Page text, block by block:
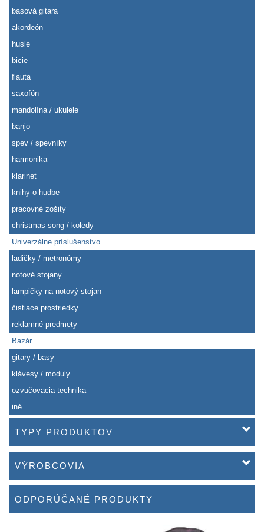
basová gitara
akordeón
husle
bicie
flauta
saxofón
mandolína / ukulele
banjo
spev / spevníky
harmonika
klarinet
knihy o hudbe
pracovné zošity
christmas song / koledy
Univerzálne príslušenstvo
ladičky / metronómy
notové stojany
lampičky na notový stojan
čistiace prostriedky
reklamné predmety
Bazár
gitary / basy
klávesy / moduly
ozvučovacia technika
iné ...
TYPY PRODUKTOV
VÝROBCOVIA
ODPORÚČANÉ PRODUKTY